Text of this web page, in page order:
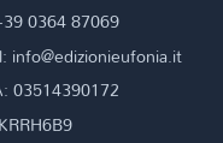
0364 87069
info@edizionieufonia.it
03514390172